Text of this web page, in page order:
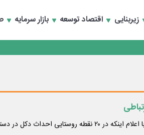
زیربنایی اقتصاد توسعه بازار سرمایه
انرژی‌های نو و تجدیدپذیر با حضور
مدیر مخابرات منطقه اردبیل با اعلام اینکه در ۲۰ نقطه روستایی